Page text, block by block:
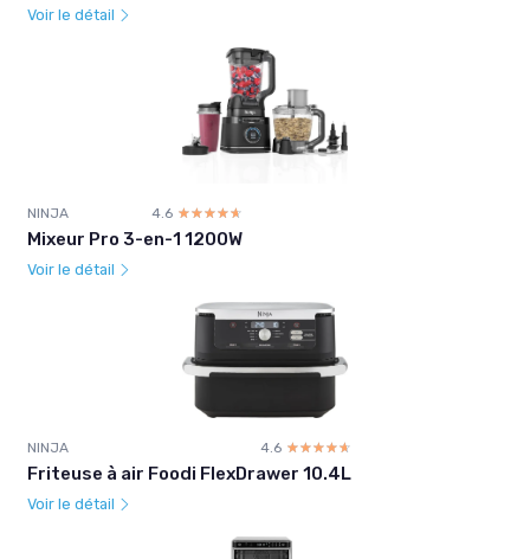
Voir le détail
NINJA 4.6 ☆☆☆☆☆
★★★★★
Mixeur Pro 3-en-1 1200W
Voir le détail
NINJA 4.6 ☆☆☆☆☆
★★★★★
Friteuse à air Foodi FlexDrawer 10.4L
Voir le détail